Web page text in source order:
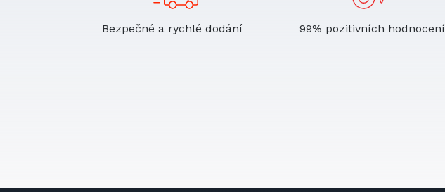
Bezpečné a rychlé dodání 99% pozitivních hodnocení